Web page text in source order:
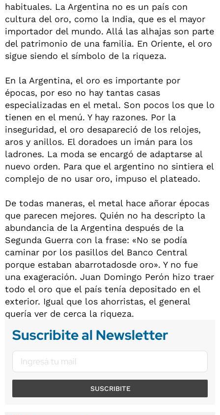
habituales. La Argentina no es un país con
cultura del oro, como la India, que es el mayor
importador del mundo. Allá las alhajas son parte
del patrimonio de una familia. En Oriente, el oro
sigue siendo el símbolo de la riqueza.
En la Argentina, el oro es importante por
épocas, por eso no hay tantas casas
especializadas en el metal. Son pocos los que lo
tienen en el menú. Y hay razones. Por la
inseguridad, el oro desapareció de los relojes,
aros y anillos. El doradoes un imán para los
ladrones. La moda se encargó de adaptarse al
nuevo orden. Para que el argentino no sintiera el
complejo de no usar oro, impuso el plateado.
De todas maneras, el metal hace añorar épocas
que parecen mejores. Quién no ha descripto la
abundancia de la Argentina después de la
Segunda Guerra con la frase: «No se podía
caminar por los pasillos del Banco Central
porque estaban abarrotadosde oro». Y no fue
una exageración. Juan Domingo Perón hizo traer
todo el oro que el país tenía depositado en el
exterior. Igual que los ahorristas, el general
quería ver de cerca la riqueza.
Suscribite al Newsletter
SUSCRIBITE